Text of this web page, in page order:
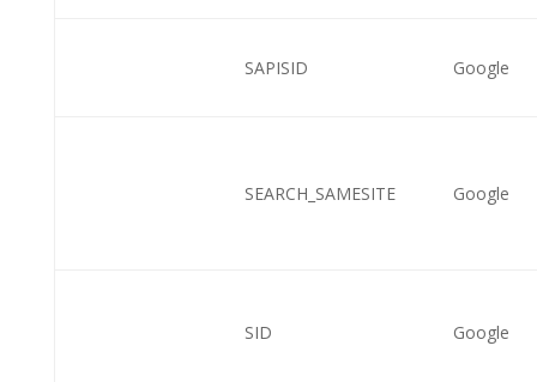
SAPISID Google
SEARCH_SAMESITE Google
SID Google